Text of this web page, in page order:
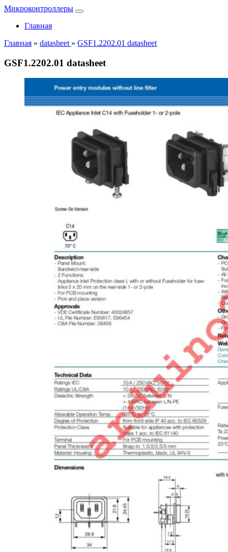
Микроконтроллеры
Главная
Главная » datasheet » GSF1.2202.01 datasheet
GSF1.2202.01 datasheet